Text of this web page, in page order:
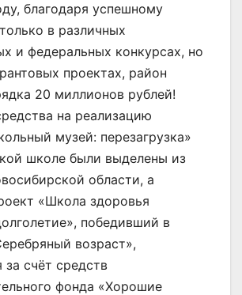
благодаря успешному
в различных
и федеральных конкурсах, но
проектах, район
20 миллионов рублей!
на реализацию
музей: перезагрузка»
школе были выделены из
области, а
«Школа здоровья
победивший в
возраст»,
за счёт средств
фонда «Хорошие